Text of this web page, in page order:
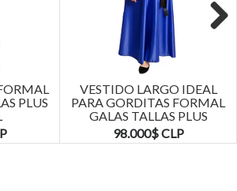
PLUS
VESTIDO LARGO IDEAL
PARA GORDITAS FORMAL
GALAS TALLAS PLUS
KADRIHEL
98.000$ CLP